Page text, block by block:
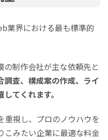
業界における最も標準的
制作会社が主な依頼先と
調査、構成案の作成、ライ
てくれます。
視し、 プロのノウハウを
こみたい企業に最適な料金